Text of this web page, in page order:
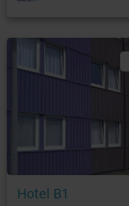
Hotel B1